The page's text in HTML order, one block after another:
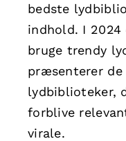
bedste
indhold. I 2024
bruge trendy
præsenterer de
lydbiblioteker,
forblive
virale.